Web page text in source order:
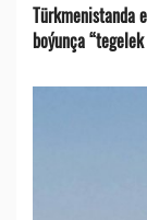
Türkmenistanda
boýunça